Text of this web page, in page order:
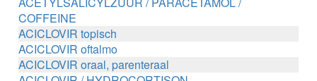
COFFEINE
ACICLOVIR topisch
ACICLOVIR oftalmo
ACICLOVIR oraal, parenteraal